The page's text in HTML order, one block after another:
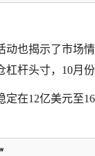
动也揭示了市场
杠杆头寸，10月
定在12亿美元至